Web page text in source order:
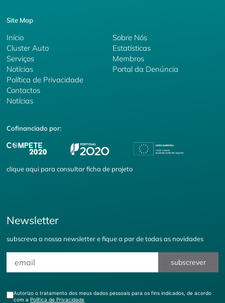
Site Map
Início
Cluster Auto
Serviços
Sobre Nós
Estatísticas
Membros
Notícias
Política de Privacidade
Portal da Denúncia
Contactos
Notícias
Cofinanciado por:
cliqueaqui para consultar ficha de projeto
Newsletter
subscreva a nossa newsletter e fique a par de todas as novidades
subscrever
Autorizo o tratamento dos meus dados pessoais para os fins indicados, de acordo
com aPolítica de Privacidade